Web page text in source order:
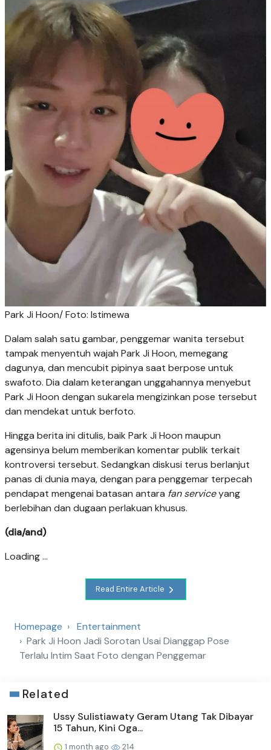
Park Ji Hoon/ Foto: Istimewa
Dalam salah satu gambar, penggemar wanita tersebut
tampak menyentuh wajah Park Ji Hoon, memegang
dagunya, dan mencubit pipinya saat berpose untuk
swafoto. Dia dalam keterangan unggahannya menyebut
Park Ji Hoon dengan sukarela mengizinkan pose tersebut
dan mendekat untuk berfoto.
Hingga berita ini ditulis, baik Park Ji Hoon maupun
agensinya belum memberikan komentar publik terkait
kontroversi tersebut. Sedangkan diskusi terus berlanjut
panas di dunia maya, dengan para penggemar terpecah
pendapat mengenai batasan antara fan serviceyang
berlebihan dan dugaan perlakuan khusus.
(dia/and)
Loading ...
Read Entire Article
Homepage
Entertainment
Park Ji Hoon Jadi Sorotan Usai Dianggap Pose
Terlalu Intim Saat Foto dengan Penggemar
Related
Ussy Sulistiawaty Geram Utang Tak Dibayar
15 Tahun, Kini Oga...
1 month ago 214